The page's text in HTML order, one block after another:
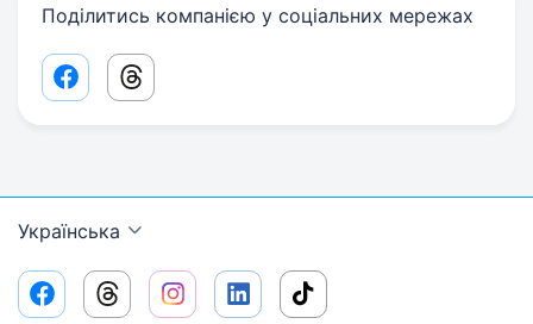
Поділитись компанією у соціальних мережах
Facebook share link
Threads share link
Українська